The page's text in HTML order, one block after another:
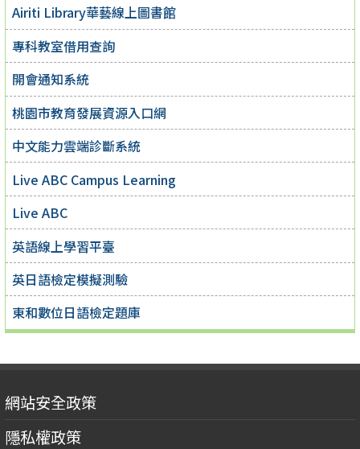
Airiti Library華藝線上圖書館
專科教室借用查詢
開會通知系統
桃園市教育發展資源入口網
中文能力雲端診斷系統
Live ABC Campus Learning
Live ABC
英語線上學習平臺
英日語檢定模擬測驗
東和數位日語檢定題庫
網站安全政策
隱私權政策